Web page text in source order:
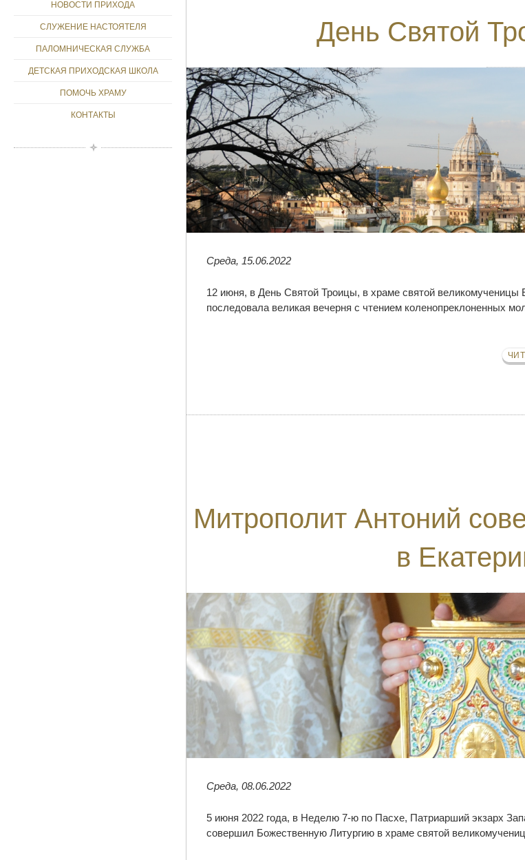
НОВОСТИ ПРИХОДА
СЛУЖЕНИЕ НАСТОЯТЕЛЯ
ПАЛОМНИЧЕСКАЯ СЛУЖБА
ДЕТСКАЯ ПРИХОДСКАЯ ШКОЛА
ПОМОЧЬ ХРАМУ
КОНТАКТЫ
День Святой
Среда, 15.06.2022
12 июня, в День Святой Троицы, в храме святой великомученицы
последовала великая вечерня с чтением коленопреклоненных
Митрополит Антоний
в
Среда, 08.06.2022
5 июня 2022 года, в Неделю 7-ю по Пасхе, Патриарший экзарх
совершил Божественную Литургию в храме святой